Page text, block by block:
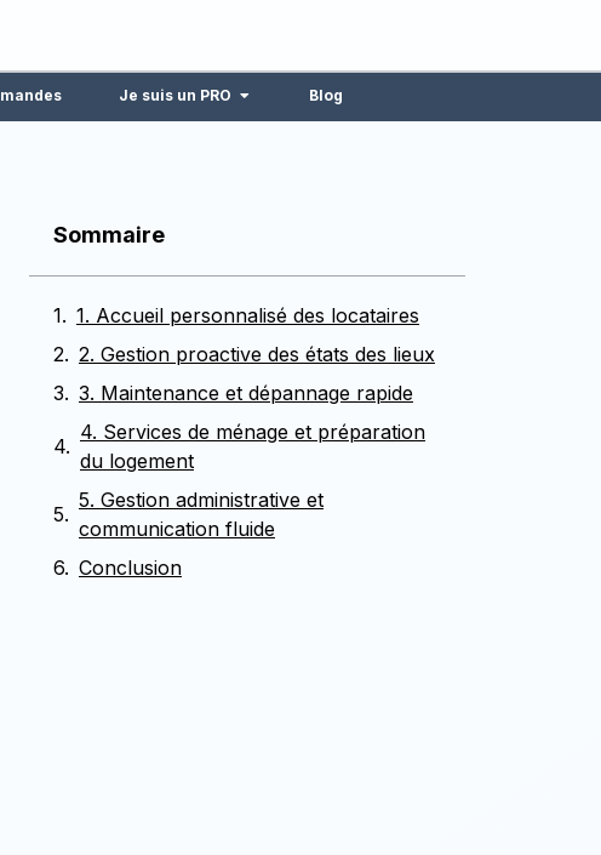
Je suis un PRO Blog
Sommaire
1. Accueil personnalisé des locataires
2. Gestion proactive des états des lieux
3. Maintenance et dépannage rapide
4. Services de ménage et préparation
du logement
5. Gestion administrative et
communication fluide
Conclusion